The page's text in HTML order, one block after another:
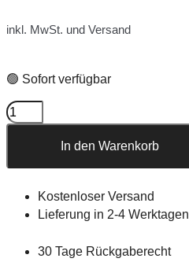
inkl. MwSt. und Versand
🟢 Sofort verfügbar
In den Warenkorb
Kostenloser Versand
Lieferung in 2-4 Werktagen
30 Tage Rückgaberecht